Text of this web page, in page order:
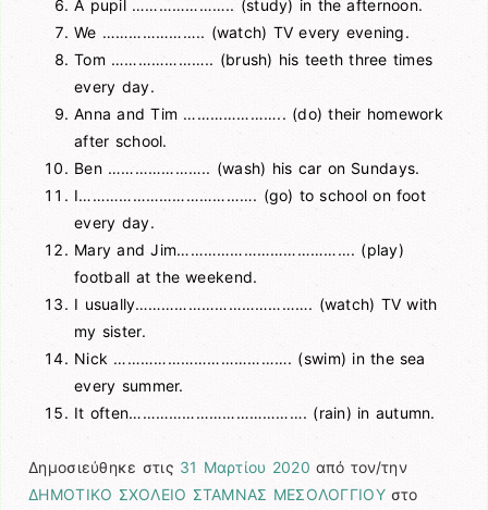
A pupil ………………….. (study) in the afternoon.
We ………………….. (watch) TV every evening.
Tom ………………….. (brush) his teeth three times
every day.
Anna and Tim ………………….. (do) their homework
after school.
Ben ………………….. (wash) his car on Sundays.
I…………………………………. (go) to school on foot
every day.
Mary and Jim…………………………………. (play)
football at the weekend.
I usually…………………………………. (watch) TV with
my sister.
Nick …………………………………. (swim) in the sea
every summer.
It often…………………………………. (rain) in autumn.
Δημοσιεύθηκε στις 31 Μαρτίου 2020 από τον/την
ΔΗΜΟΤΙΚΟ ΣΧΟΛΕΙΟ ΣΤΑΜΝΑΣ ΜΕΣΟΛΟΓΓΙΟΥστο